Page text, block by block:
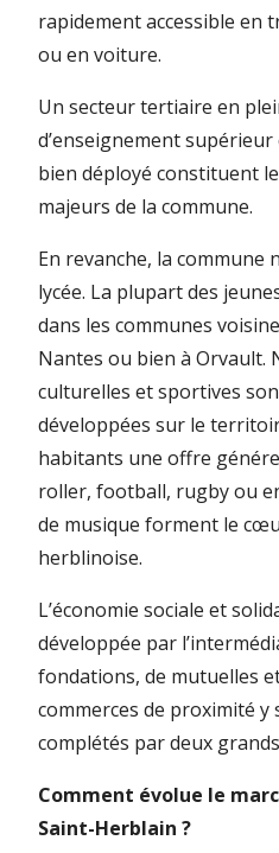
rapidement accessible en
ou en voiture.
Un secteur tertiaire en
d’enseignement
bien déployé constituent
majeurs de la commune.
En revanche, la commune
lycée. La plupart des
dans les communes
Nantes ou bien à Orvault.
culturelles et sportives
développées sur le
habitants une offre
roller, football, rugby ou
de musique forment le
herblinoise.
L’économie sociale et
développée par
fondations, de mutuelles
commerces de proximité
complétés par deux
Comment évolue le
Saint-Herblain ?